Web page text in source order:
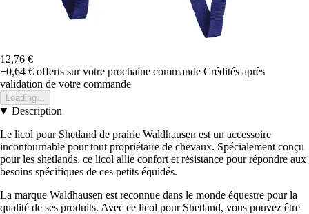
12,76 €
+0,64 € offerts sur votre prochaine commande Crédités après
validation de votre commande
Loading...
Description
Le licol pour Shetland de prairie Waldhausen est un accessoire
incontournable pour tout propriétaire de chevaux. Spécialement conçu
pour les shetlands, ce licol allie confort et résistance pour répondre aux
besoins spécifiques de ces petits équidés.
La marque Waldhausen est reconnue dans le monde équestre pour la
qualité de ses produits. Avec ce licol pour Shetland, vous pouvez être